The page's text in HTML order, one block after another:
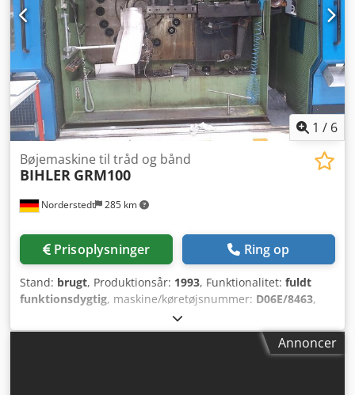
1 / 6
Norderstedt 285 km
Bøjemaskine til tråd og bånd
BIHLER GRM100
Prisoplysninger Ring op
Stand: brugt, Produktionsår: 1993, Funktionalitet: fuldt
funktionsdygtig, maskine/køretøjsnummer: D06E/8463,
Tilbudsnr.: D06E/8463 Maskintype: Tråd- og
båndbukkemaskine Fabrikat: BIHLER Model: GRM100
Byggeår: 1993 Dedpoyya Nxefx Ab Ueck Tråd diameterAnnoncer